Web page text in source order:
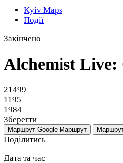
Kyiv Maps
Події
Закінчено
Alchemist
21499
1195
1984
Зберегти
Маршрут Google Маршрут
Поділитись
Дата та час